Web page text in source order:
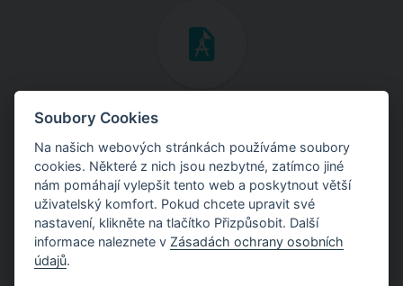
Inženýrské manuály
Stáhněte si manuály s teoretickými i praktickými ukázkami
použití programů.
Soubory Cookies
Na našich webových stránkách používáme soubory
cookies. Některé z nich jsou nezbytné, zatímco jiné
nám pomáhají vylepšit tento web a poskytnout větší
uživatelský komfort. Pokud chcete upravit své
nastavení, klikněte na tlačítko Přizpůsobit. Další
informace naleznete v Zásadách ochrany osobních
údajů.